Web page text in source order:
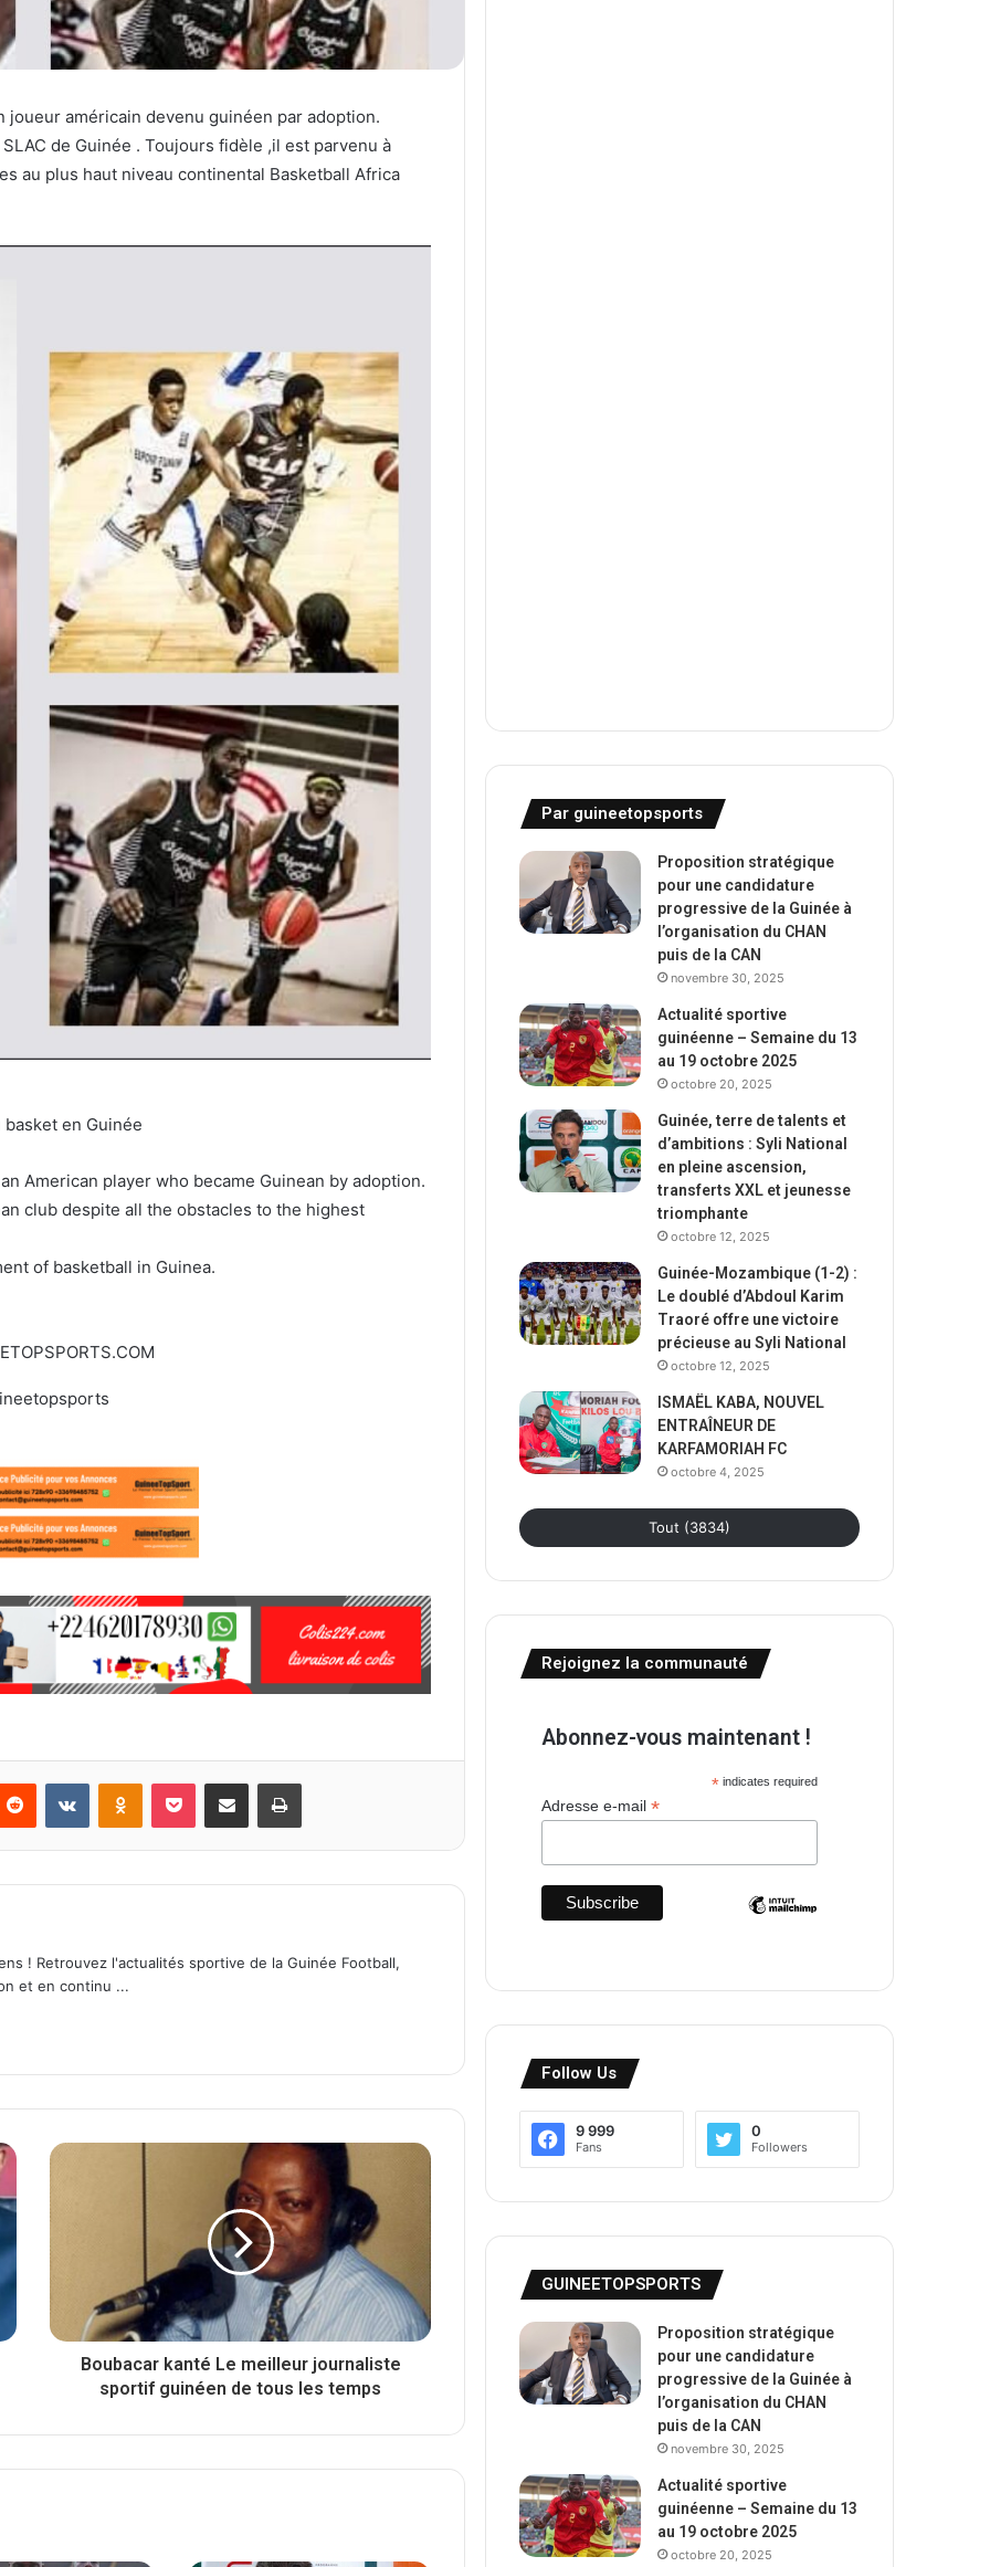
américain devenu guinéen par adoption.
de Guinée . Toujours fidèle ,il est parvenu à
au plus haut niveau continental Basketball Africa
en Guinée
American player who became Guinean by adoption.
club despite all the obstacles to the highest
of basketball in Guinea.
! Retrouvez l'actualités sportive de la Guinée Football,
et en continu ...
Boubacar kanté Le meilleur journaliste
sportif guinéen de tous les temps
Par guineetopsports
Proposition stratégique
pour une candidature
progressive de la Guinée à
l’organisation du CHAN
puis de la CAN
novembre 30, 2025
Actualité sportive
guinéenne – Semaine du 13
au 19 octobre 2025
octobre 20, 2025
Guinée, terre de talents et
d’ambitions : Syli National
en pleine ascension,
transferts XXL et jeunesse
triomphante
octobre 12, 2025
Guinée-Mozambique (1-2) :
Le doublé d’Abdoul Karim
Traoré offre une victoire
précieuse au Syli National
octobre 12, 2025
ISMAËL KABA, NOUVEL
ENTRAÎNEUR DE
KARFAMORIAH FC
octobre 4, 2025
Tout (3834)
Rejoignez la communauté
Abonnez-vous maintenant !
*indicates required
Adresse e-mail*
Follow Us
9 999
Fans
0
Followers
GUINEETOPSPORTS
Proposition stratégique
pour une candidature
progressive de la Guinée à
l’organisation du CHAN
puis de la CAN
novembre 30, 2025
Actualité sportive
guinéenne – Semaine du 13
au 19 octobre 2025
octobre 20, 2025